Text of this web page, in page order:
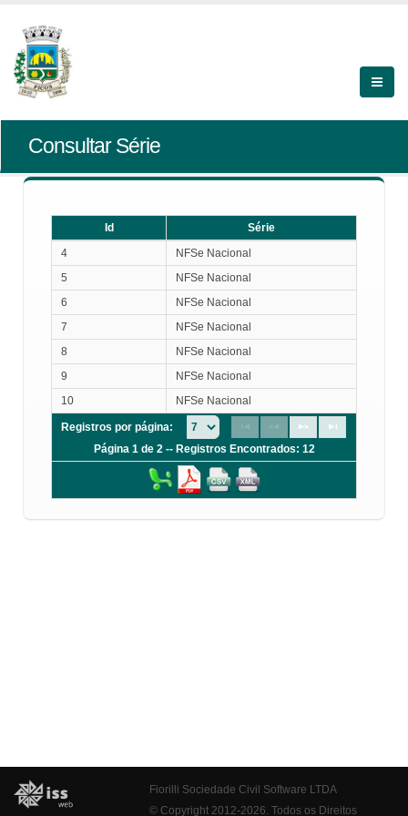
Consultar Série
Id
Série
Série
4
NFSe Nacional
5
NFSe Nacional
6
NFSe Nacional
7
NFSe Nacional
8
NFSe Nacional
9
NFSe Nacional
10
NFSe Nacional
Registros por página:
Página 1 de 2 -- Registros Encontrados: 12
Fiorilli Sociedade Civil Software LTDA
© Copyright 2012-2026. Todos os Direitos